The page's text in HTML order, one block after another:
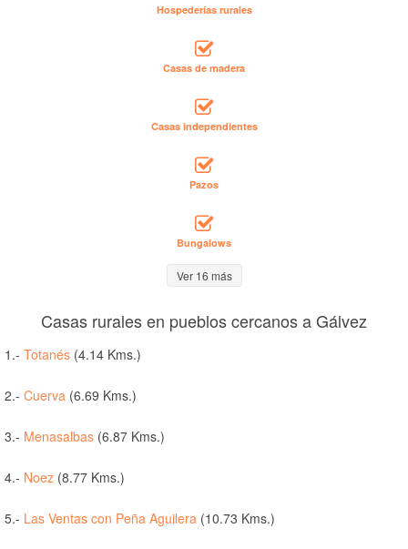
Hospederías rurales
Casas de madera
Casas independientes
Pazos
Bungalows
Ver 16 más
Casas rurales en pueblos cercanos a Gálvez
1.- Totanés (4.14 Kms.)
2.- Cuerva (6.69 Kms.)
3.- Menasalbas (6.87 Kms.)
4.- Noez (8.77 Kms.)
5.- Las Ventas con Peña Aguilera (10.73 Kms.)